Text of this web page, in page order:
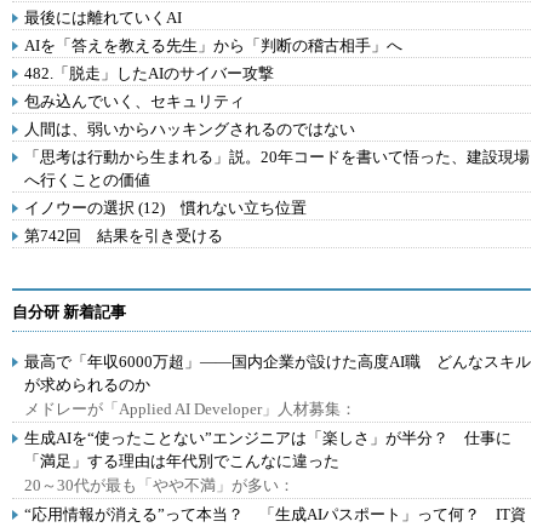
最後には離れていくAI
AIを「答えを教える先生」から「判断の稽古相手」へ
482.「脱走」したAIのサイバー攻撃
包み込んでいく、セキュリティ
人間は、弱いからハッキングされるのではない
「思考は行動から生まれる」説。20年コードを書いて悟った、建設現場
へ行くことの価値
イノウーの選択 (12) 慣れない立ち位置
第742回 結果を引き受ける
自分研 新着記事
最高で「年収6000万超」――国内企業が設けた高度AI職 どんなスキル
が求められるのか
メドレーが「Applied AI Developer」人材募集：
生成AIを“使ったことない”エンジニアは「楽しさ」が半分？ 仕事に
「満足」する理由は年代別でこんなに違った
20～30代が最も「やや不満」が多い：
“応用情報が消える”って本当？ 「生成AIパスポート」って何？ IT資